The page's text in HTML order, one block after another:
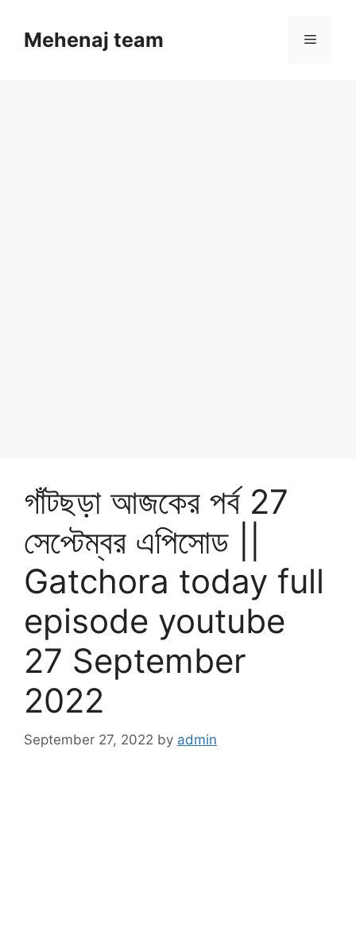
contentMehenaj team Menu
গাঁটছড়া আজকের পর্ব 27
সেপ্টেম্বর এপিসোড ||
Gatchora today full
episode youtube
27 September
2022
September 27, 2022 by admin